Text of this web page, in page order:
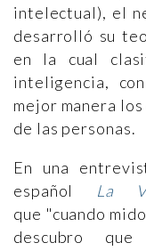
intelectual), el
desarrolló su
en la cual
inteligencia,
mejor manera
de las personas.
En una
español
La
que "cuando
descubro